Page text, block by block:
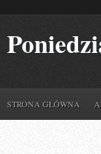
STRONA GŁÓWNA